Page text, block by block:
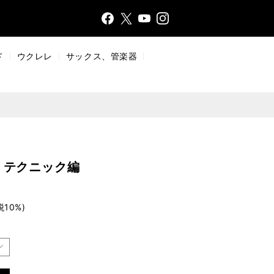
FaceX
YouTInsta
ウクレレ
サックス、管楽器
クニック編
10%)